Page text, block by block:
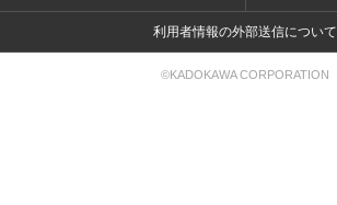
利用者情報の外部送信について
©KADOKAWA CORPORATION